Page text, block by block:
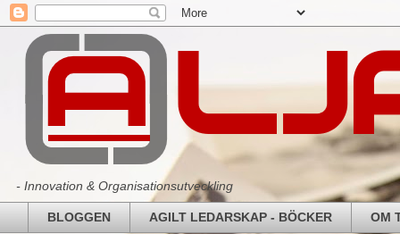
- Innovation & Organisationsutveckling
BLOGGEN AGILT LEDARSKAP - BÖCKER OM